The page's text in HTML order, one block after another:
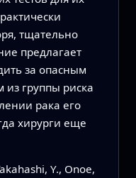
тщательно
предлагает
за опасным
группы риска
рака его
хирурги еще
Y., Onoe,